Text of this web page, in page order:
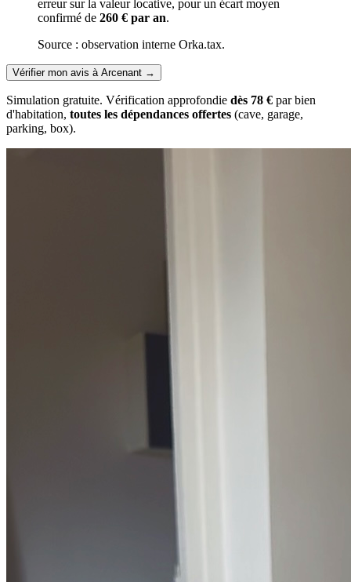
erreur sur la valeur locative, pour un écart moyen
confirmé de 260 € par an.
Source : observation interne Orka.tax.
Vérifier mon avis à Arcenant →
Simulation gratuite. Vérification approfondie dès 78 € par bien
d'habitation, toutes les dépendances offertes (cave, garage,
parking, box).